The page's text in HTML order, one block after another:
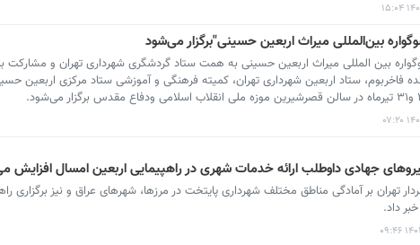
بین‌المللی میراث اربعین حسینی"برگزار می‌شود
بین المللی میراث اربعین حسینی به همت ستاد گردشگری شهرداری تهران و مشارکت
فاخربوم، ستاد اربعین شهرداری تهران، کمیته فرهنگی و آموزشی ستاد مرکزی اربعین
جهادی داوطلب ارائه خدمات شهری در راهپیمایی اربعین امسال افزایش
تهران بر آمادگی مناطق مختلف شهرداری پایتخت در مرزها، شهرهای عراق و نیز برگزاری
داد.